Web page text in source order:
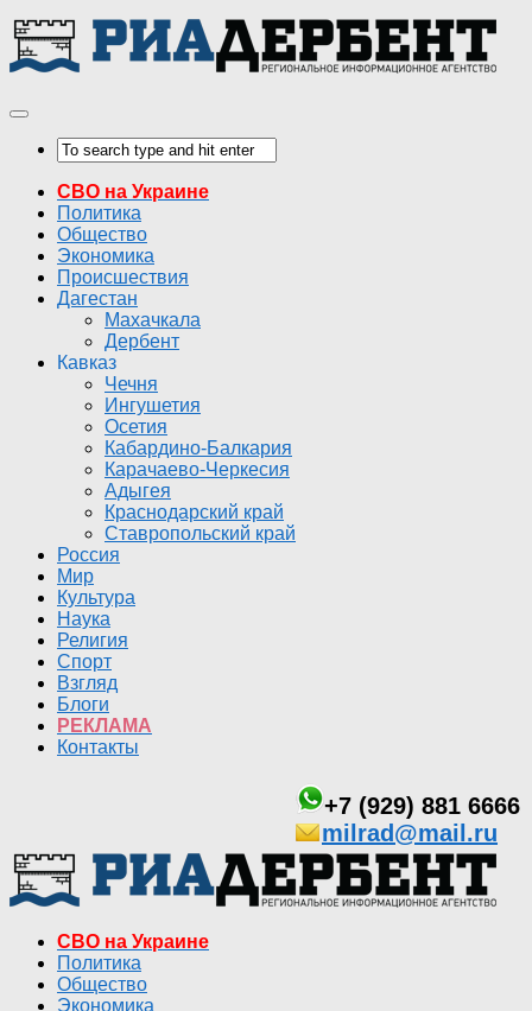
СВО на Украине
Политика
Общество
Экономика
Происшествия
Дагестан
Махачкала
Дербент
Кавказ
Чечня
Ингушетия
Осетия
Кабардино-Балкария
Карачаево-Черкесия
Адыгея
Краснодарский край
Ставропольский край
Россия
Мир
Культура
Наука
Религия
Спорт
Взгляд
Блоги
РЕКЛАМА
Контакты
+7 (929) 881 6666
milrad@mail.ru
СВО на Украине
Политика
Общество
Экономика